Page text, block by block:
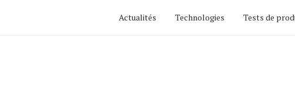
Actualités Technologies Tests de